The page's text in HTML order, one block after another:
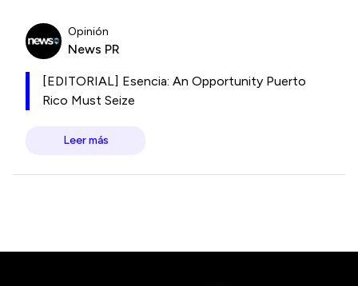
Opinión
News PR
[EDITORIAL] Esencia: An Opportunity Puerto
Rico Must Seize
Leer más